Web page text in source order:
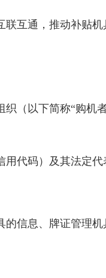
互通，推动补贴
（以下简称“购机
代码）及其法定代
信息、牌证管理机